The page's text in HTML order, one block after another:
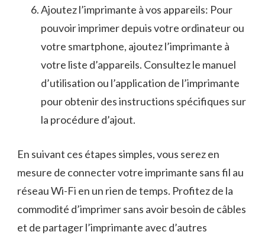
Ajoutez l’imprimante à vos appareils: Pour
pouvoir imprimer depuis votre ordinateur‍ ou
votre smartphone, ajoutez l’imprimante à‌
votre liste d’appareils. Consultez le manuel
d’utilisation ou l’application de ‌l’imprimante
pour obtenir des instructions ‍spécifiques sur
la procédure⁢ d’ajout.
En suivant‌ ces ⁣étapes simples, vous ‌serez en
mesure de⁤ connecter votre imprimante sans ‍fil au
réseau Wi-Fi en ⁢un rien de temps. Profitez de la
commodité d’imprimer sans avoir⁣ besoin de câbles
et de partager​ l’imprimante avec d’autres